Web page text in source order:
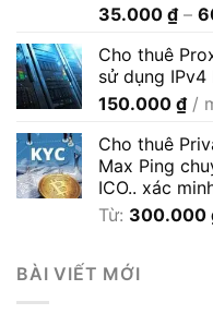
35.000 ₫ –
Cho thuê
sử dụng IPv4
150.000 ₫ /
Cho thuê
Max Ping
ICO.. xác
Từ: 300.000
BÀI VIẾT MỚI